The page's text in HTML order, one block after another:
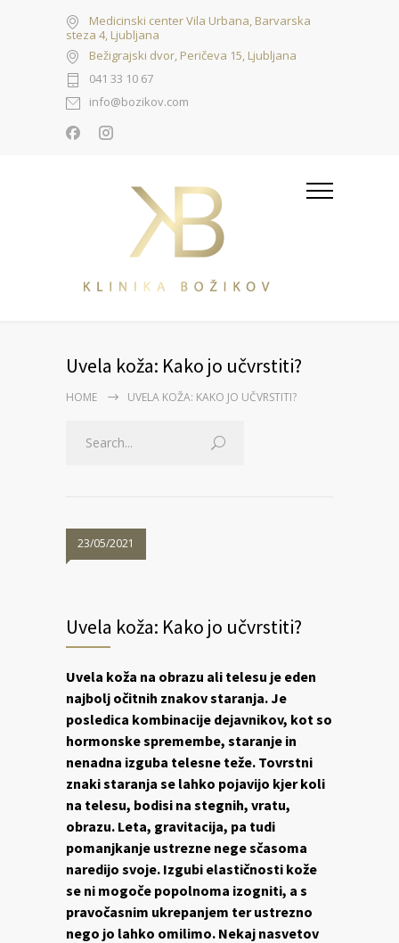
Medicinski center Vila Urbana, Barvarska
steza 4, Ljubljana
Bežigrajski dvor, Peričeva 15, Ljubljana
041 33 10 67
info@bozikov.com
Uvela koža: Kako jo učvrstiti?
HOME UVELA KOŽA: KAKO JO UČVRSTITI?
23/05/2021
Uvela koža: Kako jo učvrstiti?
Uvela koža na obrazu ali telesu je eden
najbolj očitnih znakov staranja. Je
posledica kombinacije dejavnikov, kot so
hormonske spremembe, staranje in
nenadna izguba telesne teže. Tovrstni
znaki staranja se lahko pojavijo kjer koli
na telesu, bodisi na stegnih, vratu,
obrazu. Leta, gravitacija, pa tudi
pomanjkanje ustrezne nege sčasoma
naredijo svoje. Izgubi elastičnosti kože
se ni mogoče popolnoma izogniti, a s
pravočasnim ukrepanjem ter ustrezno
nego jo lahko omilimo. Nekaj nasvetov